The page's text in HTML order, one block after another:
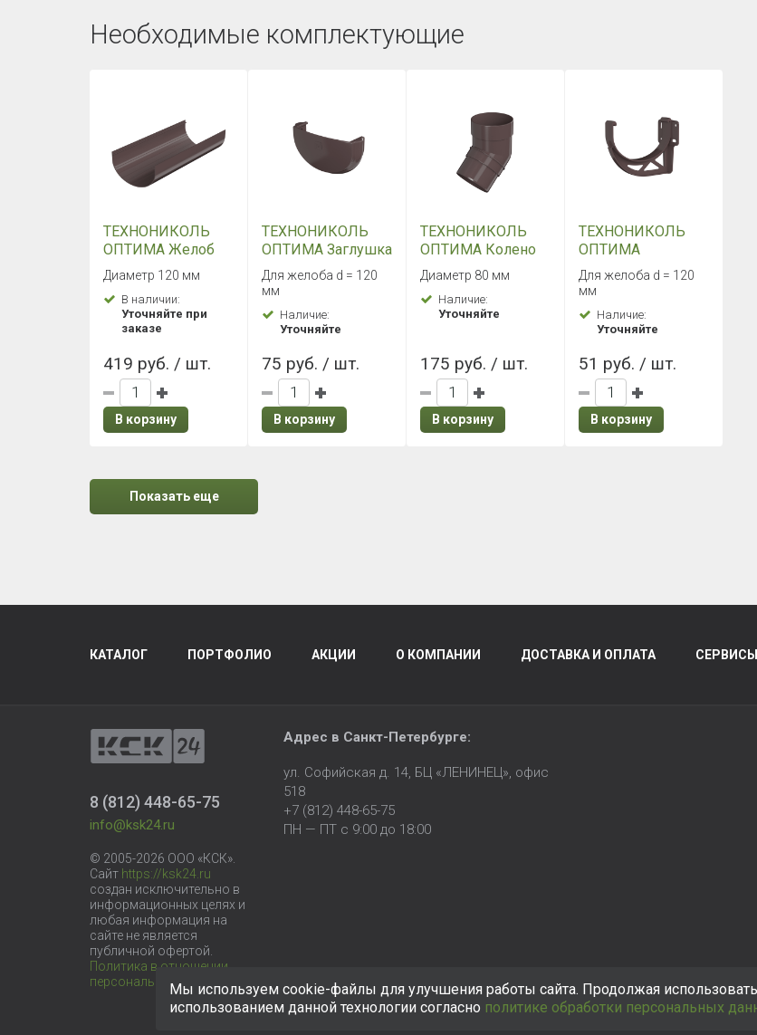
Необходимые комплектующие
ТЕХНОНИКОЛЬ
ОПТИМА Желоб
3000 мм (Темно-
коричневый)
Диаметр 120 мм
В наличии:
Уточняйте при
заказе
419 руб. / шт.
В корзину
ТЕХНОНИКОЛЬ
ОПТИМА Заглушка
желоба (Темно-
коричневый)
Для желоба d = 120
мм
Наличие:
Уточняйте
75 руб. / шт.
В корзину
ТЕХНОНИКОЛЬ
ОПТИМА Колено
трубы 135°
(Темно-
коричневый)
Диаметр 80 мм
Наличие:
Уточняйте
175 руб. / шт.
В корзину
ТЕХНОНИКОЛЬ
ОПТИМА
Кронштейн
желоба (Темно-
Для желоба d = 120
мм
Наличие:
Уточняйте
51 руб. / шт.
В корзину
Показать еще
КАТАЛОГ ПОРТФОЛИО АКЦИИ О КОМПАНИИ ДОСТАВКА И ОПЛАТА СЕРВИСЫ
8 (812) 448-65-75
info@ksk24.ru
© 2005-2026 ООО «КСК».
Сайт https://ksk24.ru
создан исключительно в
информационных целях и
любая информация на
сайте не является
публичной офертой.
Политика в отношении
персональных данных
Адрес в Санкт-Петербурге:
ул. Софийская д. 14, БЦ «ЛЕНИНЕЦ», офис
518
+7 (812) 448-65-75
ПН — ПТ с 9:00 до 18:00
Мы используем cookie-файлы для улучшения работы сайта. Продолжая
использованием данной технологии согласно политике обработки персональных